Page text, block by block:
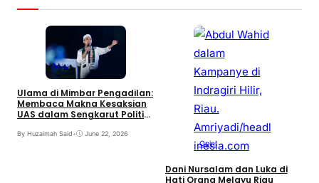
Opini
Ulama di Mimbar Pengadilan:
Membaca Makna Kesaksian
UAS dalam Sengkarut Politik
By Huzaimah Said• June 22, 2026
Opini
Dani Nursalam dan Luka di
Hati Orang Melayu Riau